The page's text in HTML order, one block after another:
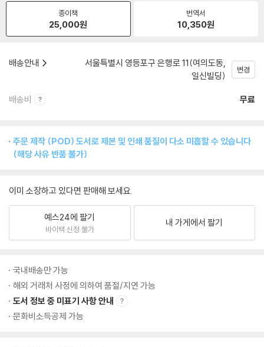
종이책
25,000원
번역서
10,350원
배송안내
서울특별시 영등포구 은행로 11(여의도동,
일신빌딩)
변경
배송비 무료
주문 제작 (POD) 도서로 제본 및 인쇄 품질이 다소 미흡할 수 있습니다
(해당 사유 반품 불가)
이미 소장하고 있다면 판매해 보세요.
예스24에 팔기
바이백 신청 불가
내 가게에서 팔기
국내배송만 가능
해외 거래처 사정에 의하여 품절/지연 가능
도서 정보 중 미표기 사항 안내
문화비소득공제 가능